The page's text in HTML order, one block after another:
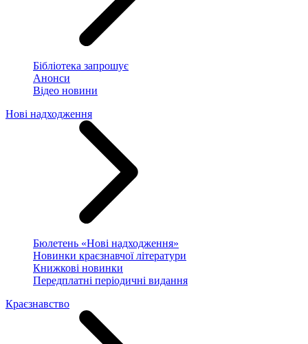
Бібліотека запрошує
Анонси
Відео новини
Нові надходження
Бюлетень «Нові надходження»
Новинки краєзнавчої літератури
Книжкові новинки
Передплатні періодичні видання
Краєзнавство